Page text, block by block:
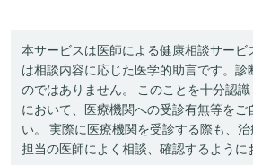
本サービスは医師による健康相談サービ
は相談内容に応じた医学的助言です。診
のではありません。 このことを十分認
において、医療機関への受診有無等をご
い。 実際に医療機関を受診する際も、治
担当の医師によく相談、確認するように